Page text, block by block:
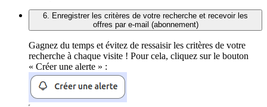
6. Enregistrer les critères de votre recherche et recevoir les
offres par e-mail (abonnement)
Gagnez du temps et évitez de ressaisir les critères de votre
recherche à chaque visite ! Pour cela, cliquez sur le bouton
« Créer une alerte » :